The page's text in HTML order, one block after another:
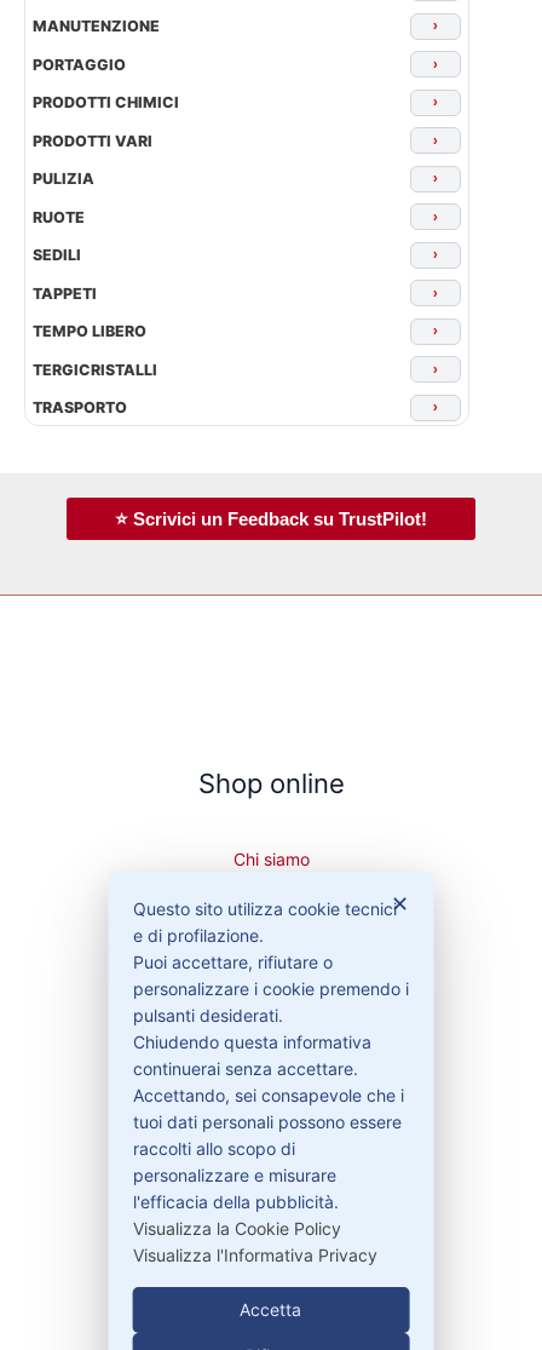
MANUTENZIONE ›
PORTAGGIO ›
PRODOTTI CHIMICI ›
PRODOTTI VARI ›
PULIZIA ›
RUOTE ›
SEDILI ›
TAPPETI ›
TEMPO LIBERO ›
TERGICRISTALLI ›
TRASPORTO ›
⭐ Scrivici un Feedback su TrustPilot!
Shop online
Chi siamo
Privacy Policy
Condizioni di vendita
Spedizioni e recesso
Bisogno di aiuto?
Contattaci
Garanzie
Contatti
✕
Questo sito utilizza cookie tecnici
e di profilazione.
Puoi accettare, rifiutare o
personalizzare i cookie premendo i
pulsanti desiderati.
Chiudendo questa informativa
continuerai senza accettare.
Accettando, sei consapevole che i
tuoi dati personali possono essere
raccolti allo scopo di
personalizzare e misurare
l'efficacia della pubblicità.
Visualizza la Cookie Policy
Visualizza l'Informativa Privacy
Accetta